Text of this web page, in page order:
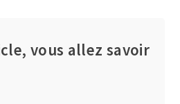
vous allez savoir